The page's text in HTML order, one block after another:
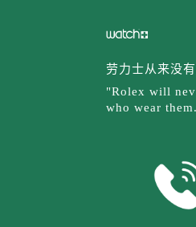
劳力士从来没
"Rolex will
who wear